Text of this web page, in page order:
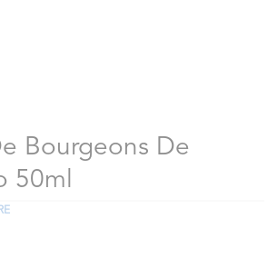
Bourgeons De
50ml